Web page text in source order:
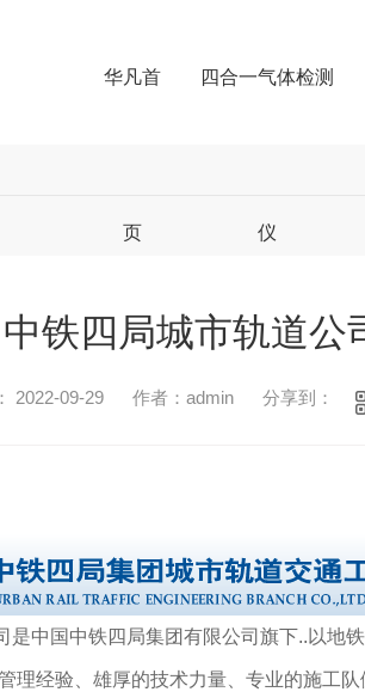
华凡首
页
四合一气体检测
仪
中铁四局城市轨道公
2022-09-29 作者：admin 分享到：
中国中铁四局集团有限公司旗下..以地铁
理经验、雄厚的技术力量、专业的施工